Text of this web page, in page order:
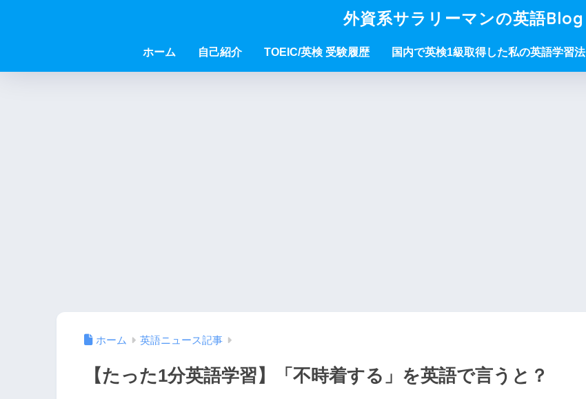
外資系サラリーマンの英語Blog
ホーム 自己紹介 TOEIC/英検 受験履歴 国内で英検1級取得した私の英語学習法
ホーム 英語ニュース記事
【たった1分英語学習】「不時着する」を英語で言うと？